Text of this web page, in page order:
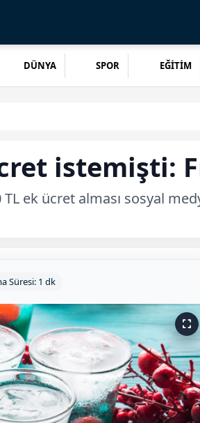
DÜNYA SPOR EĞİTİM
istemişti:
ek ücret alması sosyal
Süresi: 1 dk